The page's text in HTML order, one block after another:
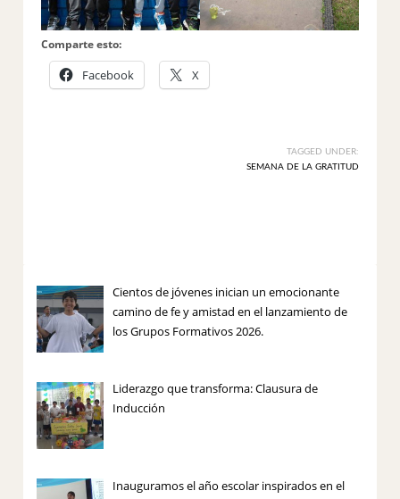
Comparte esto:
Facebook X
TAGGED UNDER:
SEMANA DE LA GRATITUD
Cientos de jóvenes inician un emocionante
camino de fe y amistad en el lanzamiento de
los Grupos Formativos 2026.
Liderazgo que transforma: Clausura de
Inducción
Inauguramos el año escolar inspirados en el